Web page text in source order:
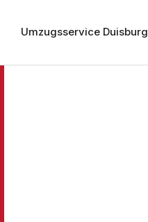
Umzugsservice Duisburg